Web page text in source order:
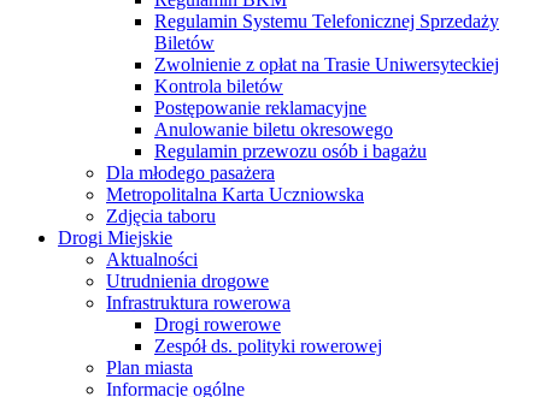
Regulamin Systemu Telefonicznej Sprzedaży
Biletów
Zwolnienie z opłat na Trasie Uniwersyteckiej
Kontrola biletów
Postępowanie reklamacyjne
Anulowanie biletu okresowego
Regulamin przewozu osób i bagażu
Dla młodego pasażera
Metropolitalna Karta Uczniowska
Zdjęcia taboru
Drogi Miejskie
Aktualności
Utrudnienia drogowe
Infrastruktura rowerowa
Drogi rowerowe
Zespół ds. polityki rowerowej
Plan miasta
Informacje ogólne